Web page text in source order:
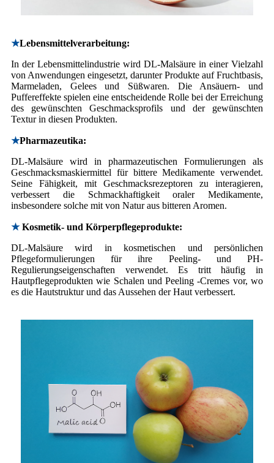
★Lebensmittelverarbeitung:
In der Lebensmittelindustrie wird DL-Malsäure in einer Vielzahl
von Anwendungen eingesetzt, darunter Produkte auf Fruchtbasis,
Marmeladen, Gelees und Süßwaren. Die Ansäuern- und
Puffereffekte spielen eine entscheidende Rolle bei der Erreichung
des gewünschten Geschmacksprofils und der gewünschten
Textur in diesen Produkten.
★Pharmazeutika:
DL-Malsäure wird in pharmazeutischen Formulierungen als
Geschmacksmaskiermittel für bittere Medikamente verwendet.
Seine Fähigkeit, mit Geschmacksrezeptoren zu interagieren,
verbessert die Schmackhaftigkeit oraler Medikamente,
insbesondere solche mit von Natur aus bitteren Aromen.
★ Kosmetik- und Körperpflegeprodukte:
DL-Malsäure wird in kosmetischen und persönlichen
Pflegeformulierungen für ihre Peeling- und PH-
Regulierungseigenschaften verwendet. Es tritt häufig in
Hautpflegeprodukten wie Schalen und Peeling -Cremes vor, wo
es die Hautstruktur und das Aussehen der Haut verbessert.